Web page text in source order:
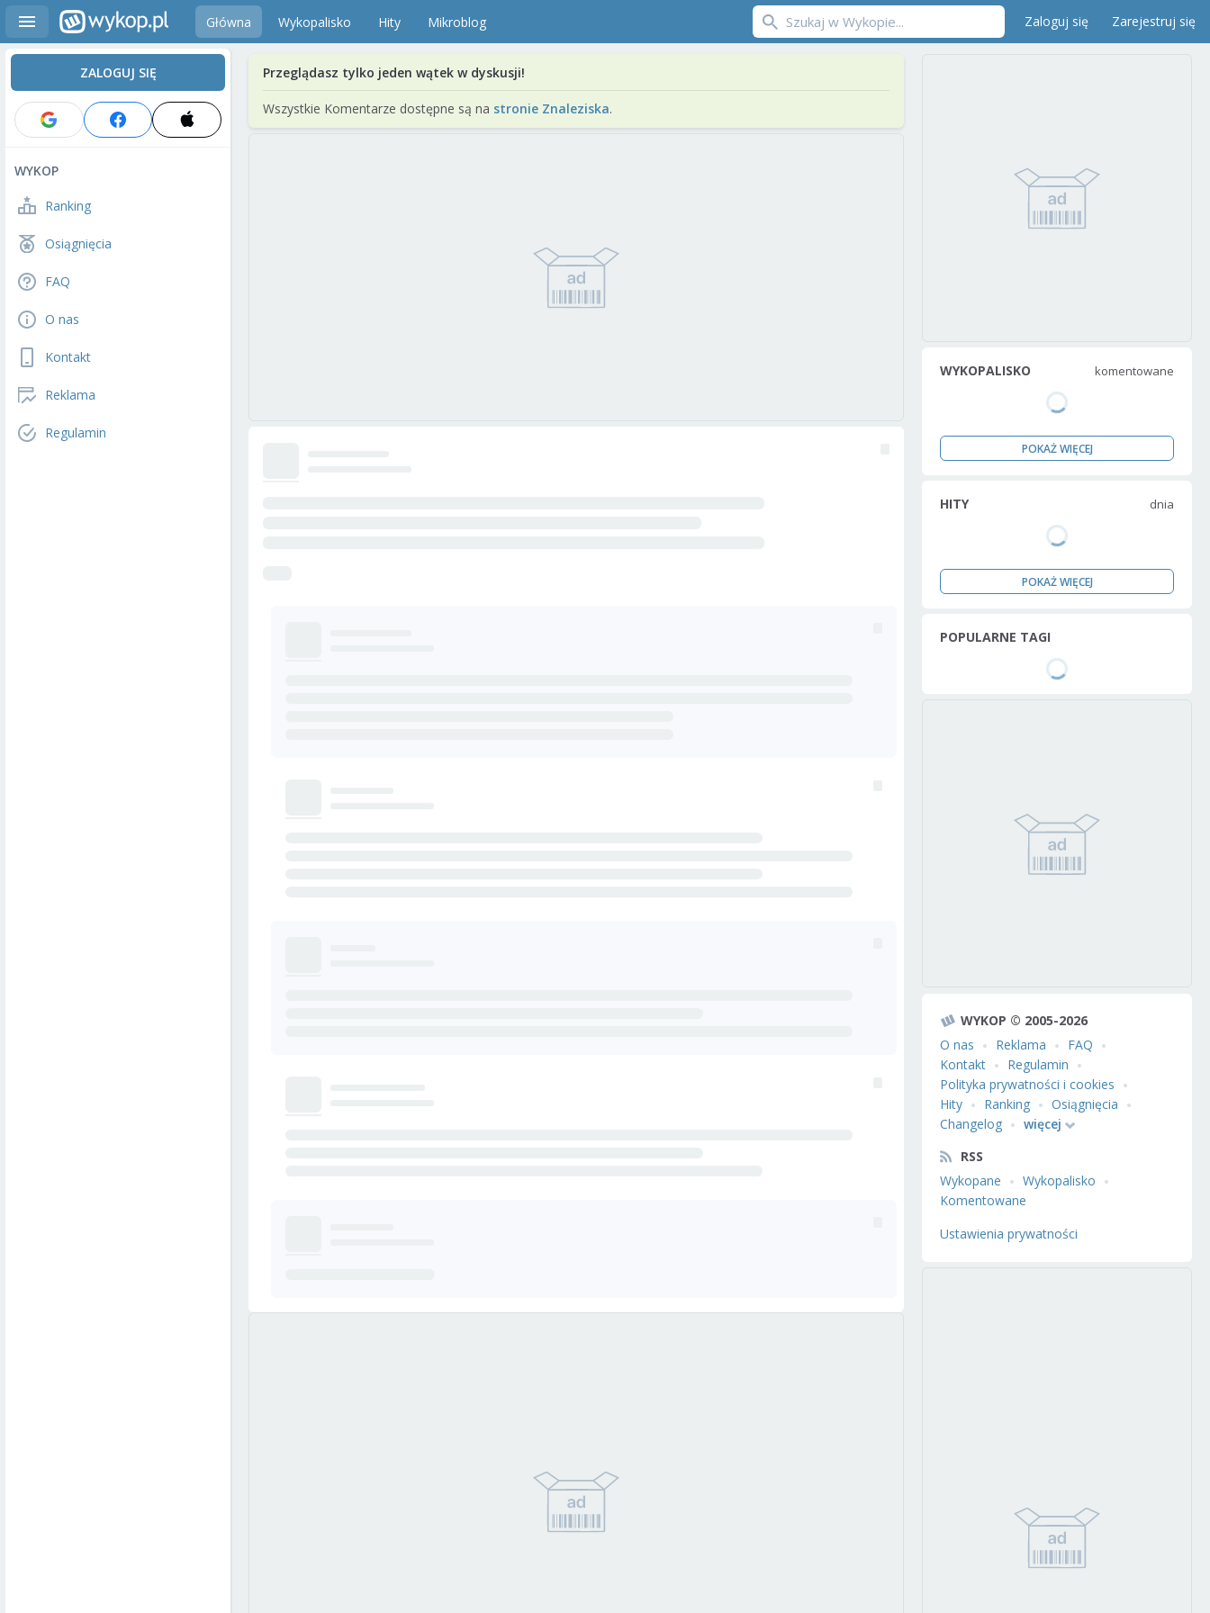
Główna Wykopalisko Hity Mikroblog Zaloguj się Zarejestruj się
ZALOGUJ SIĘ
WYKOP
Ranking
Osiągnięcia
FAQ
O nas
Kontakt
Reklama
Regulamin
Przeglądasz tylko jeden wątek w dyskusji!
Wszystkie Komentarze dostępne są na stronie Znaleziska.
WYKOPALISKO komentowane
POKAŻ WIĘCEJ
HITY dnia
POKAŻ WIĘCEJ
POPULARNE TAGI
WYKOP © 2005-2026
O nas
Reklama
FAQ
Kontakt
Regulamin
Polityka prywatności i cookies
Hity
Ranking
Osiągnięcia
Changelog
więcej
RSS
Wykopane
Wykopalisko
Komentowane
Ustawienia prywatności